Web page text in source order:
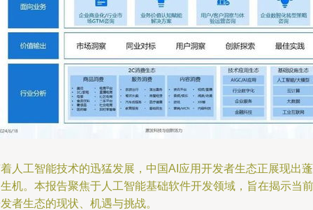
人工智能技术的迅猛发展，中国AI应用开发者生态正展现出蓬
机。本报告聚焦于人工智能基础软件开发领域，旨在揭示当前
者生态的现状、机遇与挑战。